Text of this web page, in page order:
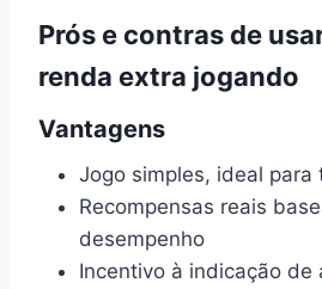
Prós e contras de
renda extra jogando
Vantagens
Jogo simples, ideal para
Recompensas reais
desempenho
Incentivo à indicação de